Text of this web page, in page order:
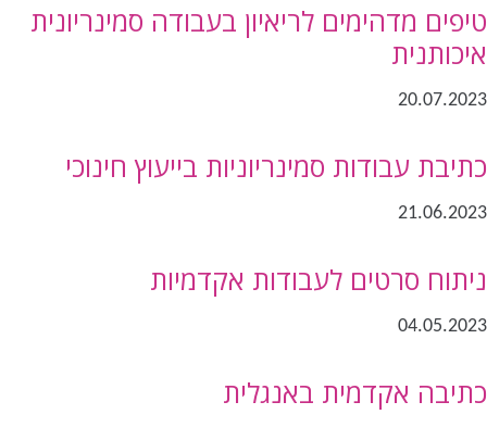
טיפים מדהימים לריאיון בעבודה סמינריונית
איכותנית
20.07.2023
כתיבת עבודות סמינריוניות בייעוץ חינוכי
21.06.2023
ניתוח סרטים לעבודות אקדמיות
04.05.2023
כתיבה אקדמית באנגלית